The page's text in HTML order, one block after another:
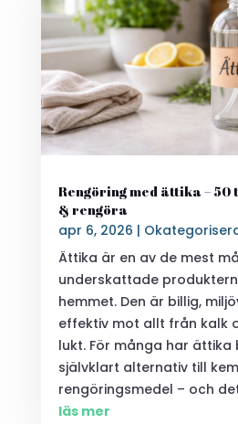
Rengöring med ättika – 50
& rengöra
apr 6, 2026 |
Ättika är en av de mest
underskattade
hemmet. Den är billig,
effektiv mot allt från kalk
lukt. För många har ättika
självklart alternativ till
rengöringsmedel – och
läs mer